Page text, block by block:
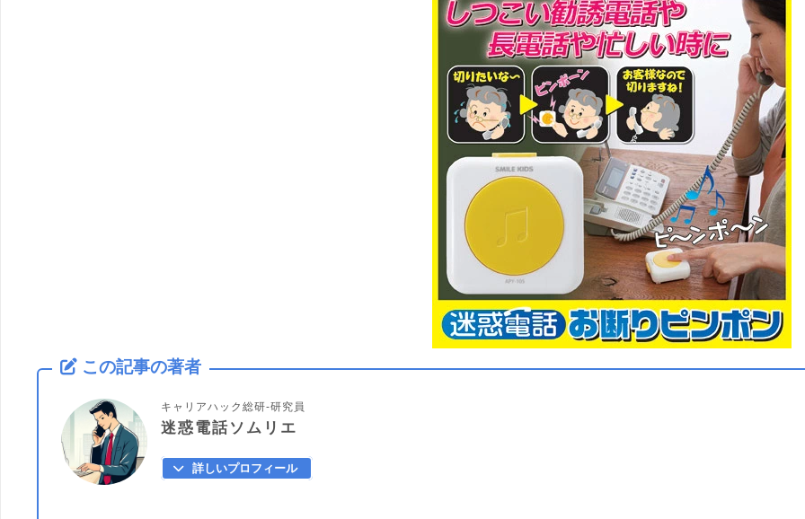
この記事の著者
キャリアハック総研-研究員
迷惑電話ソムリエ
詳しいプロフィール